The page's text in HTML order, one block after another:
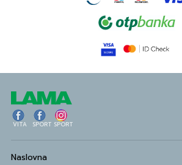
VITA SPORT SPORT
Naslovna